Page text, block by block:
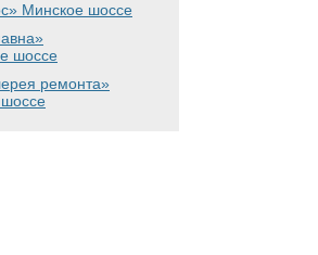
Минское шоссе
шоссе
ремонта»